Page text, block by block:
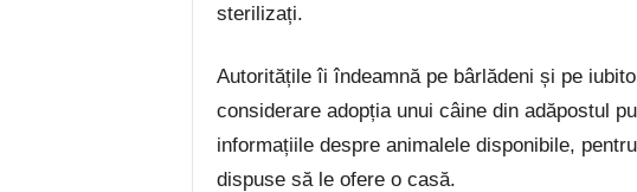
sterilizați.
Autoritățile îi îndeamnă pe bârlădeni și pe
considerare adopția unui câine din adăpostul
informațiile despre animalele disponibile,
dispuse să le ofere o casă.